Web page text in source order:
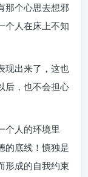
那个心思去想邪
个人在床上不知
现出来了，这也
后，也不会担心
个人的环境里
的底线！慎独是
形成的自我约束